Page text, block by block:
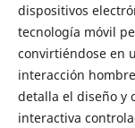
dispositivos
tecnología móvil
convirtiéndose en
interacción
detalla el diseño y
interactiva